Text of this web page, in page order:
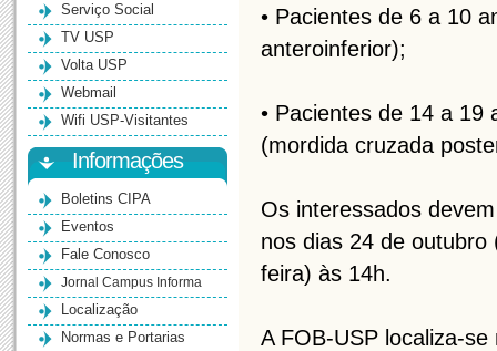
Serviço Social
TV USP
Volta USP
Webmail
Wifi USP-Visitantes
Informações
Boletins CIPA
Eventos
Fale Conosco
Jornal Campus Informa
Localização
Normas e Portarias
• Pacientes de 6 a 10
anteroinferior);
• Pacientes de 14 a 19
(mordida cruzada
Os interessados
nos dias 24 de
feira) às 14h.
A FOB-USP localiza-